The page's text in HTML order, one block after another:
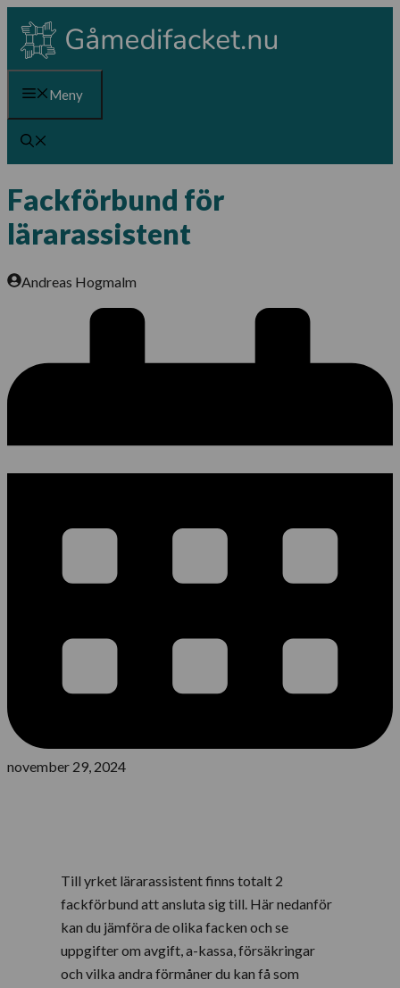
Hoppa
innehåll
Meny
Fackförbund för
lärarassistent
Andreas Hogmalm
november 29, 2024
Till yrket lärarassistent finns totalt 2
fackförbund att ansluta sig till. Här nedanför
kan du jämföra de olika facken och se
uppgifter om avgift, a-kassa, försäkringar
och vilka andra förmåner du kan få som